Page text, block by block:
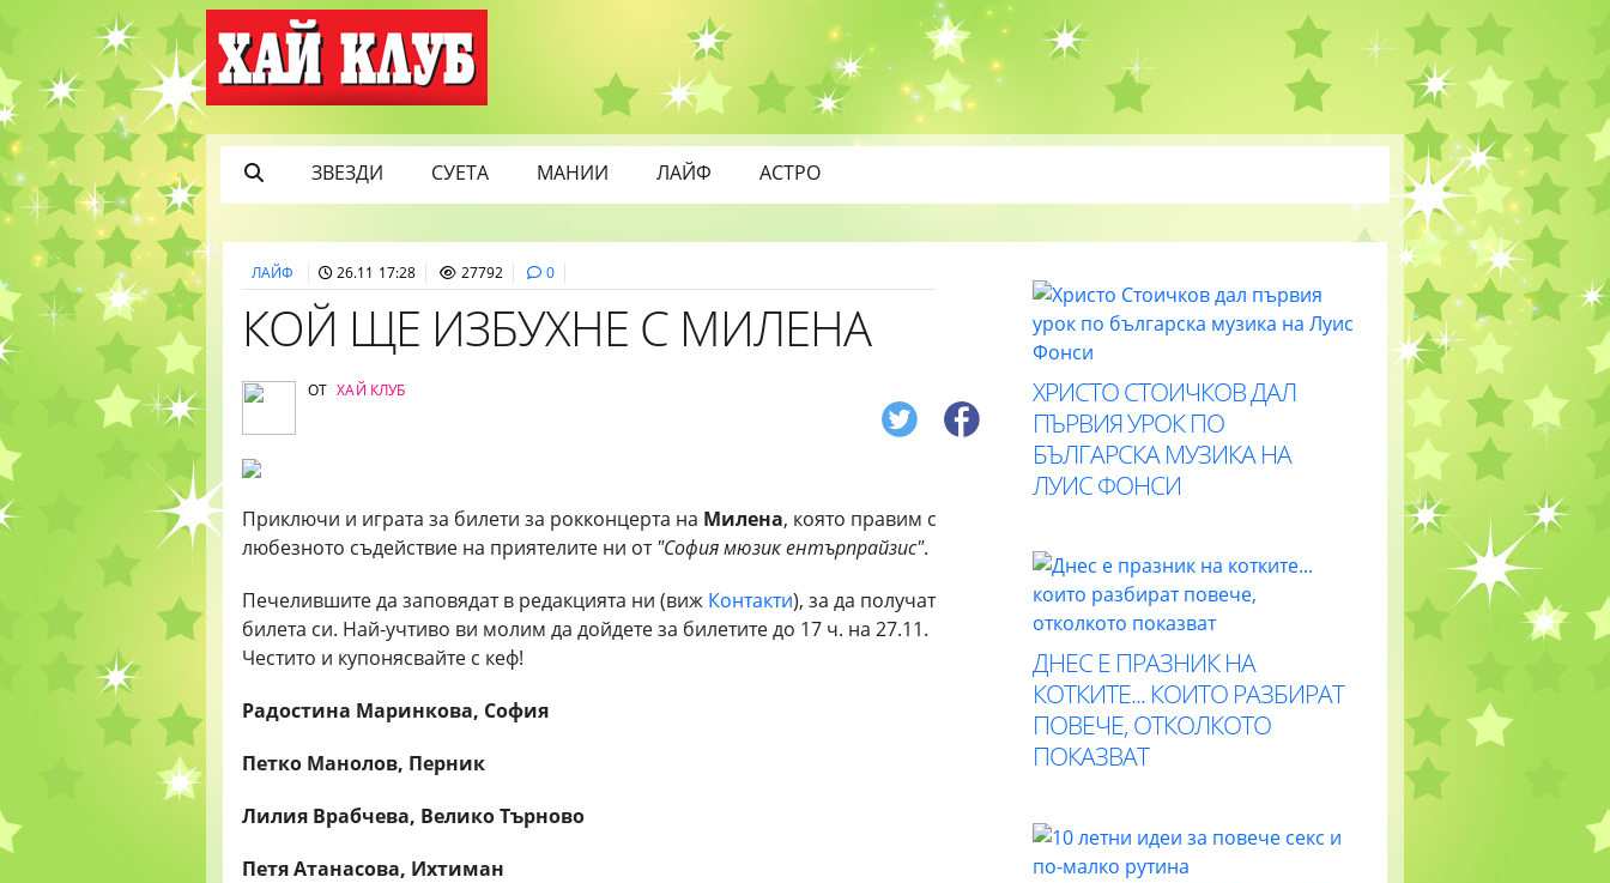
ЗВЕЗДИ СУЕТА МАНИИ ЛАЙФ АСТРО
ЛАЙФ 26.11 17:28 27792 0
КОЙ ЩЕ ИЗБУХНЕ С МИЛЕНА
ОТ ХАЙ КЛУБ
Приключи и играта за билети за рокконцерта на Милена, която правим с
любезното съдействие на приятелите ни от"София мюзик ентърпрайзис".
Печелившите да заповядат в редакцията ни (виж Контакти), за да получат
билета си. Най-учтиво ви молим да дойдете за билетите до 17 ч. на 27.11.
Честито и купонясвайте с кеф!
Радостина Маринкова, София
Петко Манолов, Перник
Лилия Врабчева, Велико Търново
Петя Атанасова, Ихтиман
ХРИСТО СТОИЧКОВ ДАЛ
ПЪРВИЯ УРОК ПО
БЪЛГАРСКА МУЗИКА НА
ЛУИС ФОНСИ
ДНЕС Е ПРАЗНИК НА
КОТКИТЕ... КОИТО РАЗБИРАТ
ПОВЕЧЕ, ОТКОЛКОТО
ПОКАЗВАТ